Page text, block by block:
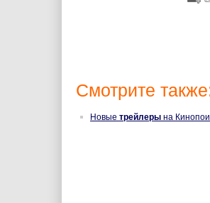
Смотрите
Новые трейлеры на